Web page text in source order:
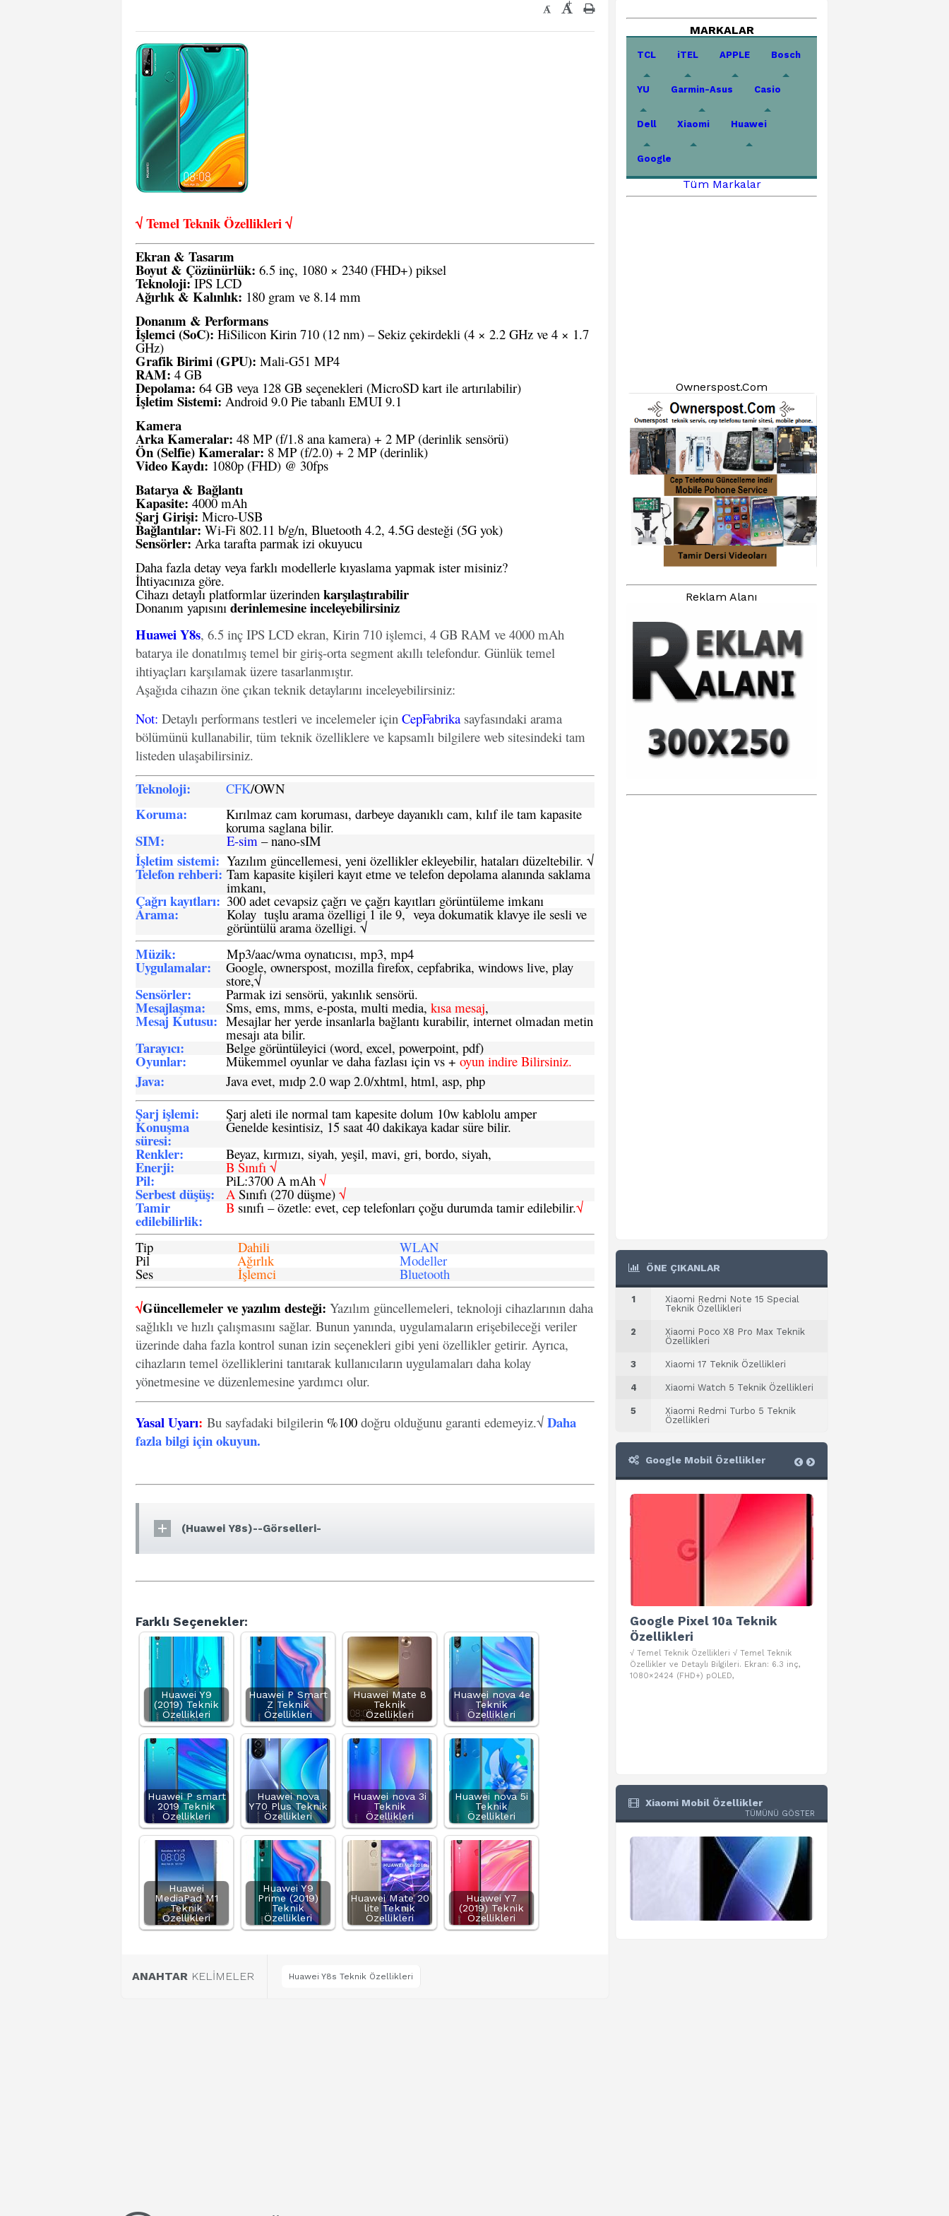
- +
√ Temel Teknik Özellikleri √
Ekran & Tasarım
Boyut & Çözünürlük: 6.5 inç, 1080 × 2340 (FHD+) piksel
Teknoloji:IPS LCD
Ağırlık & Kalınlık: 180 gram ve 8.14 mm
Donanım & Performans
İşlemci (SoC): HiSilicon Kirin 710 (12 nm) – Sekiz çekirdekli (4 × 2.2 GHz ve 4 × 1.7
GHz)
Grafik Birimi (GPU): Mali-G51 MP4
RAM: 4 GB
Depolama: 64 GB veya 128 GB seçenekleri (MicroSD kart ile artırılabilir)
İşletim Sistemi: Android 9.0 Pie tabanlı EMUI 9.1
Kamera
Arka Kameralar: 48 MP (f/1.8 ana kamera) + 2 MP (derinlik sensörü)
Ön (Selfie) Kameralar: 8 MP (f/2.0) + 2 MP (derinlik)
Video Kaydı: 1080p (FHD) @ 30fps
Batarya & Bağlantı
Kapasite: 4000 mAh
Şarj Girişi: Micro-USB
Bağlantılar: Wi-Fi 802.11 b/g/n, Bluetooth 4.2, 4.5G desteği (5G yok)
Sensörler: Arka tarafta parmak izi okuyucu
Daha fazla detay veya farklı modellerle kıyaslama yapmak ister misiniz?
İhtiyacınıza göre.
Cihazı detaylı platformlar üzerinden karşılaştırabilir
Donanım yapısını derinlemesine inceleyebilirsiniz
Huawei Y8s, 6.5 inç IPS LCD ekran, Kirin 710 işlemci, 4 GB RAM ve 4000 mAh
batarya ile donatılmış temel bir giriş-orta segment akıllı telefondur. Günlük temel
ihtiyaçları karşılamak üzere tasarlanmıştır.
Aşağıda cihazın öne çıkan teknik detaylarını inceleyebilirsiniz:
Not: Detaylı performans testleri ve incelemeler için CepFabrika sayfasındaki arama
bölümünü kullanabilir, tüm teknik özelliklere ve kapsamlı bilgilere web sitesindeki tam
listeden ulaşabilirsiniz.
Teknoloji: CFK/OWN
Koruma: Kırılmaz cam koruması, darbeye dayanıklı cam, kılıf ile tam kapasite
koruma saglana bilir.
SIM: E-sim – nano-sIM
İşletim sistemi: Yazılım güncellemesi, yeni özellikler ekleyebilir, hataları düzeltebilir. √
Telefon rehberi: Tam kapasite kişileri kayıt etme ve telefon depolama alanında saklama
imkanı,
Çağrı kayıtları: 300 adet cevapsiz çağrı ve çağrı kayıtları görüntüleme imkanı
Arama: Kolay tuşlu arama özelligi 1 ile 9, veya dokumatik klavye ile sesli ve
görüntülü arama özelligi. √
Müzik: Mp3/aac/wma oynatıcısı, mp3, mp4
Uygulamalar: Google, ownerspost, mozilla firefox, cepfabrika, windows live, play
store,√
Sensörler: Parmak izi sensörü, yakınlık sensörü.
Mesajlaşma: Sms, ems, mms, e-posta, multi media, kısa mesaj,
Mesaj Kutusu: Mesajlar her yerde insanlarla bağlantı kurabilir, internet olmadan metin
mesajı ata bilir.
Tarayıcı: Belge görüntüleyici (word, excel, powerpoint, pdf)
Oyunlar: Mükemmel oyunlar ve daha fazlası için vs +oyun indire Bilirsiniz.
Java: Java evet, mıdp 2.0 wap 2.0/xhtml, html, asp, php
Şarj işlemi: Şarj aleti ile normal tam kapesite dolum 10w kablolu amper
Konuşma
süresi:
Genelde kesintisiz, 15 saat 40 dakikaya kadar süre bilir.
Renkler: Beyaz, kırmızı, siyah, yeşil, mavi, gri, bordo, siyah,
Enerji: B Sınıfı √
Pil: PiL:3700 A mAh √
Serbest düşüş: ASınıfı (270 düşme) √
Tamir
edilebilirlik:
B sınıfı – özetle: evet, cep telefonları çoğu durumda tamir edilebilir.√
Tip Dahili WLAN
Pil Ağırlık Modeller
Ses İşlemci Bluetooth
√Güncellemeler ve yazılım desteği: Yazılım güncellemeleri, teknoloji cihazlarının daha
sağlıklı ve hızlı çalışmasını sağlar. Bunun yanında, uygulamaların erişebileceği veriler
üzerinde daha fazla kontrol sunan izin seçenekleri gibi yeni özellikler getirir. Ayrıca,
cihazların temel özelliklerini tanıtarak kullanıcıların uygulamaları daha kolay
yönetmesine ve düzenlemesine yardımcı olur.
Yasal Uyarı: Bu sayfadaki bilgilerin %100 doğru olduğunu garanti edemeyiz.√ Daha
fazla bilgi için okuyun.
(Huawei Y8s)--Görselleri-
Farklı Seçenekler:
Huawei Y9
(2019) Teknik
Özellikleri
Huawei P Smart
Z Teknik
Özellikleri
Huawei Mate 8
Teknik
Özellikleri
Huawei nova 4e
Teknik
Özellikleri
Huawei P smart
2019 Teknik
Özellikleri
Huawei nova
Y70 Plus Teknik
Özellikleri
Huawei nova 3i
Teknik
Özellikleri
Huawei nova 5i
Teknik
Özellikleri
Huawei
MediaPad M1
Teknik
Özellikleri
Huawei Y9
Prime (2019)
Teknik
Özellikleri
Huawei Mate 20
lite Teknik
Özellikleri
Huawei Y7
(2019) Teknik
Özellikleri
ANAHTAR KELİMELER Huawei Y8s Teknik Özellikleri
MARKALAR
TCL iTEL APPLE Bosch
YU Garmin-Asus Casio
Dell Xiaomi Huawei
Google
Tüm Markalar
Ownerspost.Com
Reklam Alanı
ÖNE ÇIKANLAR
1
Xiaomi Redmi Note 15 Special
Teknik Özellikleri
2
Xiaomi Poco X8 Pro Max Teknik
Özellikleri
3 Xiaomi 17 Teknik Özellikleri
4 Xiaomi Watch 5 Teknik Özellikleri
5
Xiaomi Redmi Turbo 5 Teknik
Özellikleri
Google Mobil Özellikler
Özellikleri
√ Temel Teknik Özellikleri √ Temel Teknik
Özellikler ve Detaylı Bilgileri. Ekran: 6.3 inç,
1280 x 2856 piksel, 120 Hz LTPO
Google Pixel 10a Teknik
Özellikleri
√ Temel Teknik Özellikleri √ Temel Teknik
Özellikler ve Detaylı Bilgileri. Ekran: 6.3 inç,
1080×2424 (FHD+) pOLED,
Xiaomi Mobil Özellikler
TÜMÜNÜ GÖSTER